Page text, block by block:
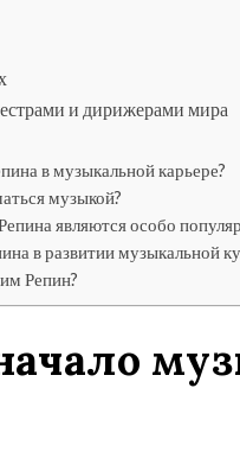
и дирижерами мира
в музыкальной карьере?
музыкой?
являются особо
в развитии музыкальной
Репин?